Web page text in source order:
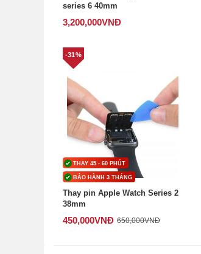
series 6 40mm
3,200,000VNĐ
THAY 45 - 60 PHÚT
BẢO HÀNH 3 THÁNG
-31%
Thay pin Apple Watch Series 2
38mm
450,000VNĐ 650,000VNĐ